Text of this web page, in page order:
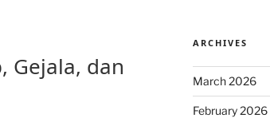
Gejala, dan
ARCHIVES
March 2026
February 2026